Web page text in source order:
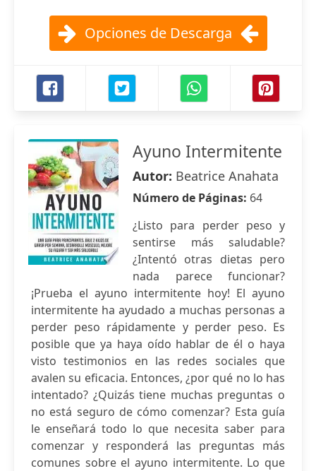
Opciones de Descarga
Ayuno Intermitente
Autor: Beatrice Anahata
Número de Páginas: 64
¿Listo para perder peso y
sentirse más saludable?
¿Intentó otras dietas pero
nada parece funcionar?
¡Prueba el ayuno intermitente hoy! El ayuno
intermitente ha ayudado a muchas personas a
perder peso rápidamente y perder peso. Es
posible que ya haya oído hablar de él o haya
visto testimonios en las redes sociales que
avalen su eficacia. Entonces, ¿por qué no lo has
intentado? ¿Quizás tiene muchas preguntas o
no está seguro de cómo comenzar? Esta guía
le enseñará todo lo que necesita saber para
comenzar y responderá las preguntas más
comunes sobre el ayuno intermitente. Lo que